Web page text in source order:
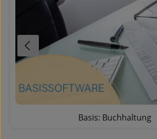
Basis: Buchhaltung